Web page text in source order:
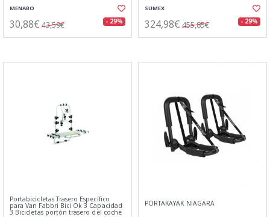
MENABO
30,88€ 43,59€ - 29%
SUMEX
324,98€ 455,85€ - 29%
Portabicicletas Trasero Específico
para Van Fabbri Bici Ok 3 Capacidad
3 Bicicletas portón trasero del coche
PORTAKAYAK NIAGARA